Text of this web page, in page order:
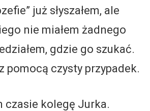
już słyszałem, ale
nie miałem żadnego
gdzie go szukać.
pomocą czysty przypadek.
czasie kolegę Jurka.